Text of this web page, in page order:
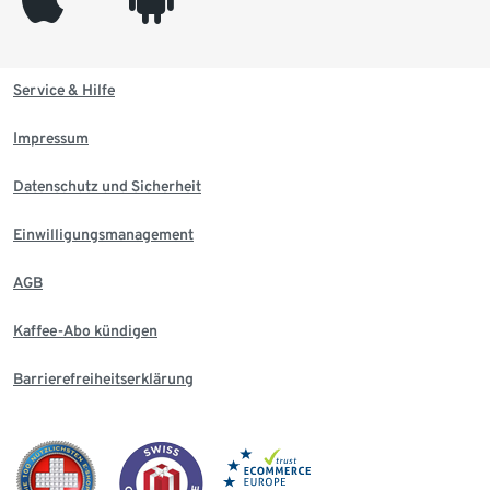
Service & Hilfe
Impressum
Datenschutz und Sicherheit
Einwilligungsmanagement
AGB
Kaffee-Abo kündigen
Barrierefreiheitserklärung